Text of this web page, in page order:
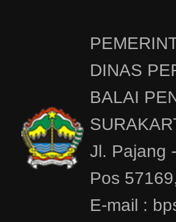
DINAS
BALAI
Jl. Pajang
Pos
E-mail :